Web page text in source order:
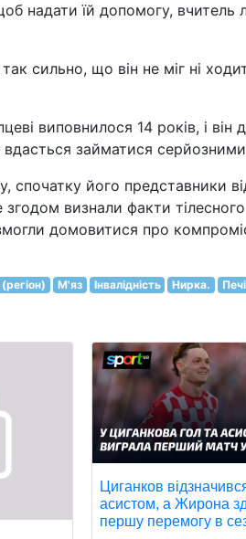
надати їй допомогу,
сильно, що він не міг ні
виповнилося 14 років, і він
займатися
спочатку його представники
визнали факти
домовитися про
М'яз Інвалідність Нирка.
Циганков
асистом, а Жирона
першу перемогу в